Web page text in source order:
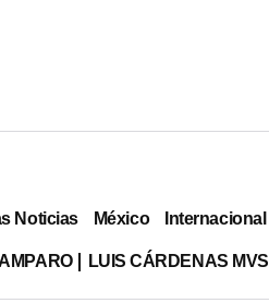
Noticias México Internacional
LUIS CÁRDENAS MVS